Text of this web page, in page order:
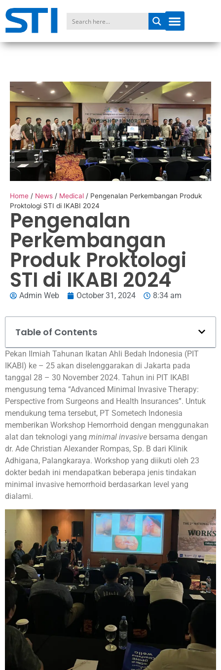
Home / News / Medical / Pengenalan Perkembangan Produk
Proktologi STI di IKABI 2024
Pengenalan
Perkembangan
Produk Proktologi
STI di IKABI 2024
Admin Web October 31, 2024 8:34 am
Table of Contents
Pekan Ilmiah Tahunan Ikatan Ahli Bedah Indonesia (PIT
IKABI) ke – 25 akan diselenggarakan di Jakarta pada
tanggal 28 – 30 November 2024. Tahun ini PIT IKABI
mengusung tema “Advanced Minimal Invasive Therapy:
Perspective from Surgeons and Health Insurances”. Untuk
mendukung tema tersebut, PT Sometech Indonesia
memberikan Workshop Hemorrhoid dengan menggunakan
alat dan teknologi yang minimal invasive bersama dengan
dr. Ade Christian Alexander Rompas, Sp. B dari Klinik
Adhigana, Palangkaraya. Workshop yang diikuti oleh 23
dokter bedah ini mendapatkan beberapa jenis tindakan
minimal invasive hemorrhoid berdasarkan level yang
dialami.